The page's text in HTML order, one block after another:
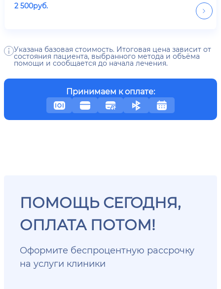
2 500руб.
Указана базовая стоимость. Итоговая цена зависит от
состояния пациента, выбранного метода и объёма
помощи и сообщается до начала лечения.
Принимаем к оплате:
ПОМОЩЬ СЕГОДНЯ,
ОПЛАТА ПОТОМ!
Оформите беспроцентную рассрочку
на услуги клиники